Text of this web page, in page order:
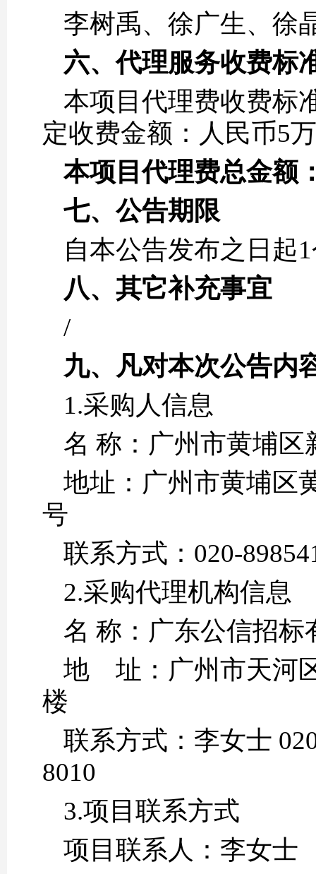
李树禹、徐广生、徐
六、代理服务收费标
本项目代理费收费标
定收费金额：人民币5
本项目代理费总金额
七、公告期限
自本公告发布之日起
八、其它补充事宜
/
九、凡对本次公告内
1.采购人信息
名 称：广州市
地址：广州市黄埔区
号
联系方式：
2.采购代理机构信息
名 称：广
地 址：广州市天河
联系方式：李女士
3.项目联系方式
项目联系人：李女士